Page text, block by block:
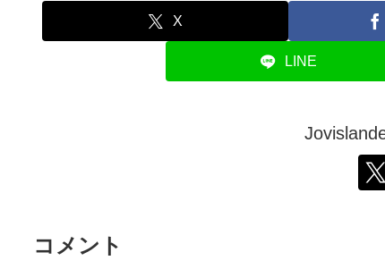
X
LINE
コメント